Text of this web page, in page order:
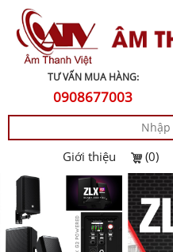
TƯ VẤN MUA HÀNG:
0908677003
Giới thiệu (0)